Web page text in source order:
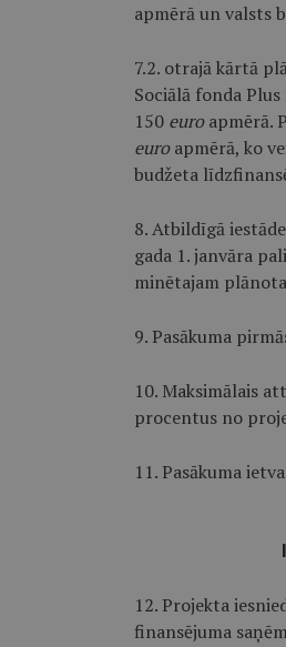
apmērā un valsts
7.2. otrajā kārtā
Sociālā fonda
150 euroapmērā.
euroapmērā, ko
budžeta
8. Atbildīgā
gada 1. janvāra
minētajam
9. Pasākuma
10. Maksimālais
procentus no
11. Pasākuma
12. Projekta
finansējuma